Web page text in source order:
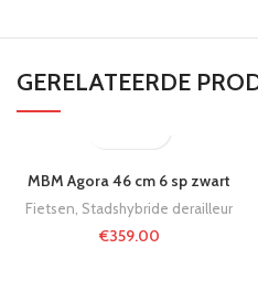
GERELATEERDE
MBM Agora 46 cm 6 sp zwart
Fietsen Stadshybride derailleur
€359.00